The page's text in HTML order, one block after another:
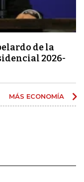
de la
2026-
MÁS ECONOMÍA